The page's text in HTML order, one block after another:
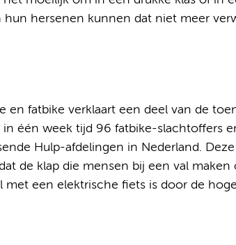
hun hersenen kunnen dat niet meer
en fatbike verklaart een deel van de
één week tijd 96 fatbike-slachtoffers
Hulp-afdelingen in Nederland.
de klap die mensen bij een val maken
met een elektrische fiets is door de